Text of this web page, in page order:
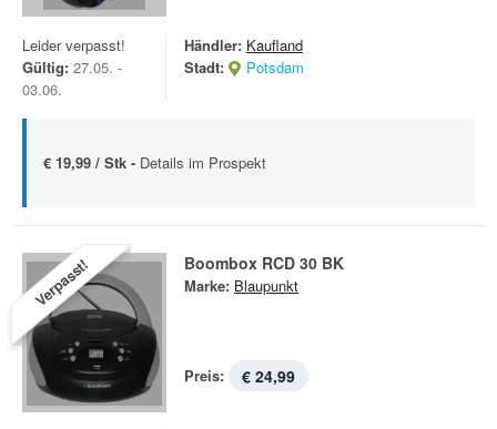
Leider verpasst!
Gültig: 27.05. -
03.06.
Händler: Kaufland
Stadt:
Potsdam
€ 19,99 / Stk - Details im Prospekt
Verpasst! Boombox RCD 30 BK
Marke: Blaupunkt
Preis: € 24,99